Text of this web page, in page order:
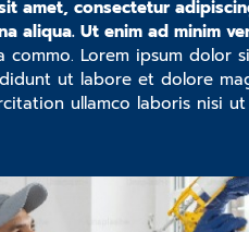
amet, consectetur
aliqua. Ut enim ad minim
Lorem ipsum dolor
ut labore et dolore
ullamco laboris nisi